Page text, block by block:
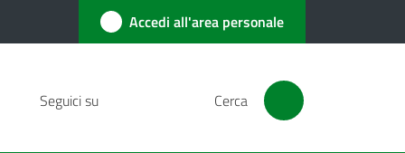
Accedi all'area personale
Seguici su Cerca